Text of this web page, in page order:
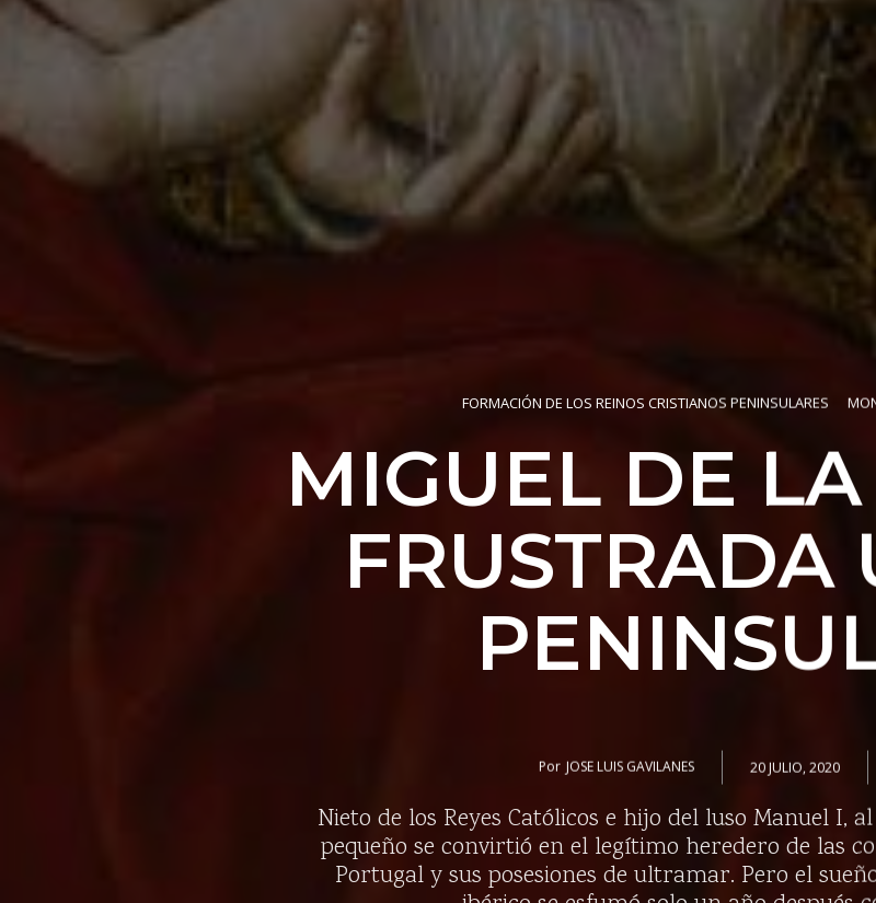
FORMACIÓN DE LOS REINOS CRISTIANOS PENINSULARES
MIGUEL DE
FRUSTRADA
Por JOSE LUIS GAVILANES 20 JULIO, 2020
Nieto de los Reyes Católicos e hijo del luso Manuel I,
pequeño se convirtió en el legítimo heredero de las
Portugal y sus posesiones de ultramar. Pero el